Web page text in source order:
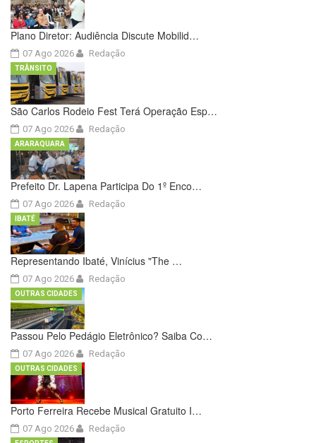
Plano Diretor: Audiência Discute Mobilid…
07 Ago 2026 Redação
São Carlos Rodeio Fest Terá Operação Esp…
07 Ago 2026
TRÂNSITO
Redação
Prefeito Dr. Lapena Participa Do 1º Enco…
07 Ago 2026
ARARAQUARA
Redação
Representando Ibaté, Vinícius "The …
07 Ago 2026
IBATÉ
Redação
Passou Pelo Pedágio Eletrônico? Saiba Co…
07 Ago 2026
OUTRAS CIDADES
Redação
Porto Ferreira Recebe Musical Gratuito I…
07 Ago 2026
OUTRAS CIDADES
Redação